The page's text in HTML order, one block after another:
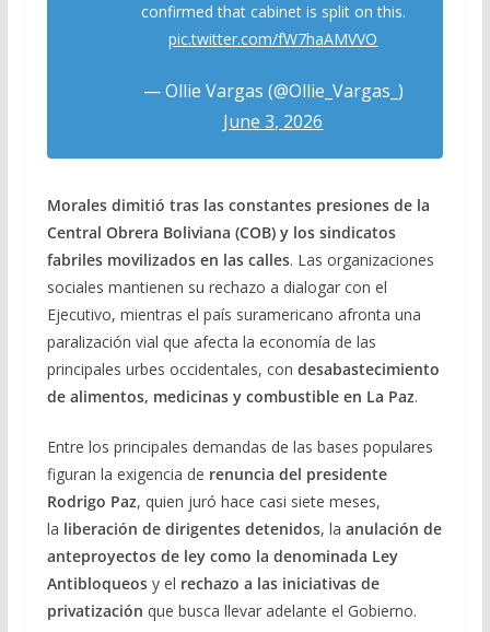
confirmed that cabinet is split on this.
pic.twitter.com/fW7haAMVVO
— Ollie Vargas (@Ollie_Vargas_)
June 3, 2026
Morales dimitió tras las constantes presiones de la
Central Obrera Boliviana (COB) y los sindicatos
fabriles movilizados en las calles. Las organizaciones
sociales mantienen su rechazo a dialogar con el
Ejecutivo, mientras el país suramericano afronta una
paralización vial que afecta la economía de las
principales urbes occidentales, con desabastecimiento
de alimentos, medicinas y combustible en La Paz.
Entre los principales demandas de las bases populares
figuran la exigencia de renuncia del presidente
Rodrigo Paz, quien juró hace casi siete meses,
la liberación de dirigentes detenidos, la anulación de
anteproyectos de ley como la denominada Ley
Antibloqueosy el rechazo a las iniciativas de
privatización que busca llevar adelante el Gobierno.